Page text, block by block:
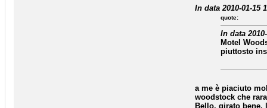
In data 2010-01-15
quote:
In data
Motel
piuttosto
a me è piaciuto
woodstock che
Bello, girato bene,